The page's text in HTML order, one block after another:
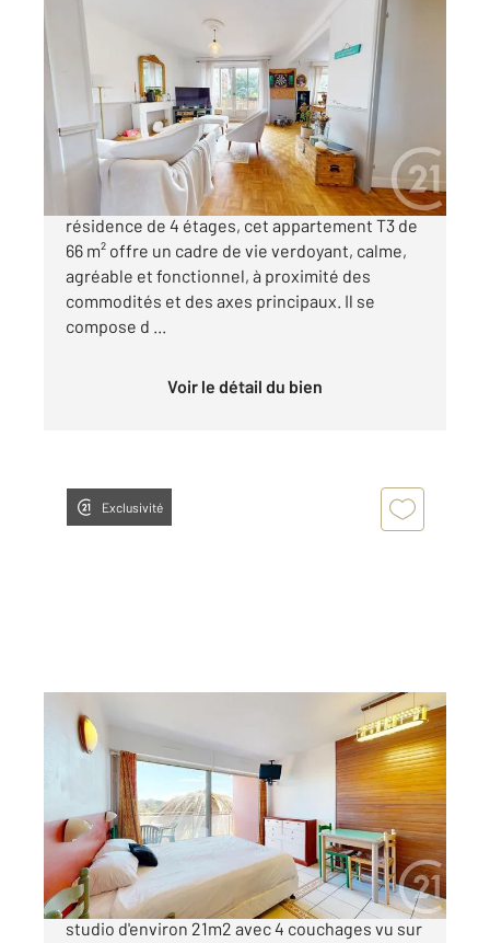
ANGLET 64
66,80 m
Ref : 5311
Appartement T3 à vendre
365 000 €
ANGLET, Centre Situé au 1er étage d'une
résidence de 4 étages, cet appartement T3 de
66 m² offre un cadre de vie verdoyant, calme,
agréable et fonctionnel, à proximité des
commodités et des axes principaux. Il se
compose d ...
Voir le détail du bien
Exclusivité
ANGLET 64
20,63 m
, 1 pièce
Ref : 5102
Appartement F1 à vendre
115 000 €
ANGLET PHARE - Venez découvrir ce charmant
studio d'environ 21m2 avec 4 couchages vu sur